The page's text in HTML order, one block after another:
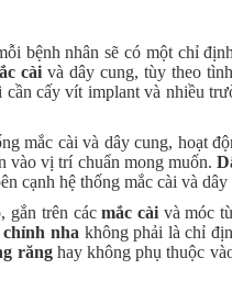
bệnh nhân sẽ có một chỉ
cài và dây cung, tùy theo
cấy vít implant và nhiều
mắc cài và dây cung, hoạt
vào vị trí chuẩn mong muốn.
cạnh hệ thống mắc cài và dây
gắn trên cácmắc càivà móc
nha không phải là chỉ
rănghay không phụ thuộc